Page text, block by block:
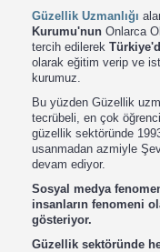
Güzellik Uzmanlığı
Kurumu'nun Onlarca
tercih edilerek
olarak eğitim verip ve
kurumuz.
Bu yüzden Güzellik
tecrübeli, en çok
güzellik sektöründe
usanmadan azmiyle
devam ediyor.
Sosyal medya
insanların fenomeni
gösteriyor.
Güzellik sektöründe